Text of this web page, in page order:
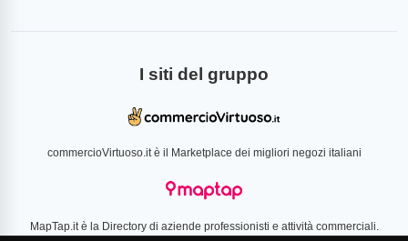
I siti del gruppo
commercioVirtuoso.it è il Marketplace dei migliori negozi italiani
MapTap.it è la Directory di aziende professionisti e attività commerciali.